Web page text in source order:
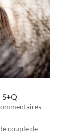
couple de